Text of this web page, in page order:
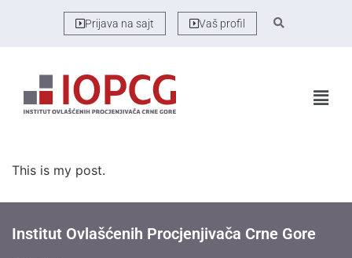
Prijava na sajt Vaš profil
This is my post.
Institut Ovlašćenih Procjenjivača Crne Gore